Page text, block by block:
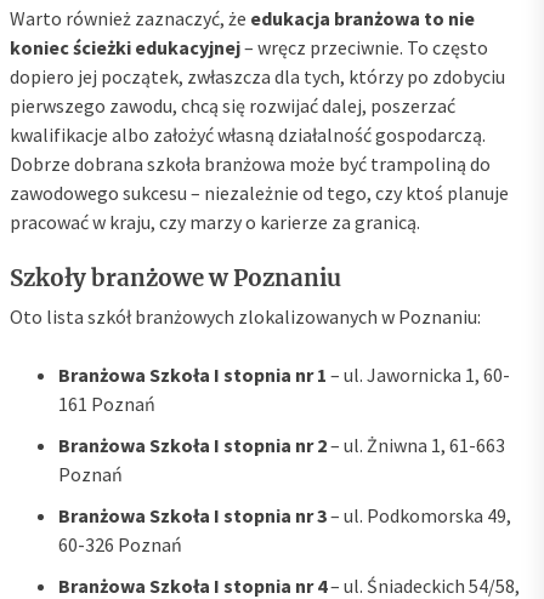
Warto również zaznaczyć, że edukacja branżowa to nie
koniec ścieżki edukacyjnej– wręcz przeciwnie. To często
dopiero jej początek, zwłaszcza dla tych, którzy po zdobyciu
pierwszego zawodu, chcą się rozwijać dalej, poszerzać
kwalifikacje albo założyć własną działalność gospodarczą.
Dobrze dobrana szkoła branżowa może być trampoliną do
zawodowego sukcesu – niezależnie od tego, czy ktoś planuje
pracować w kraju, czy marzy o karierze za granicą.
Szkoły branżowe w Poznaniu
Oto lista szkół branżowych zlokalizowanych w Poznaniu:
Branżowa Szkoła I stopnia nr 1 – ul. Jawornicka 1, 60-
161 Poznań
Branżowa Szkoła I stopnia nr 2– ul. Żniwna 1, 61-663
Poznań
Branżowa Szkoła I stopnia nr 3– ul. Podkomorska 49,
60-326 Poznań
Branżowa Szkoła I stopnia nr 4– ul. Śniadeckich 54/58,